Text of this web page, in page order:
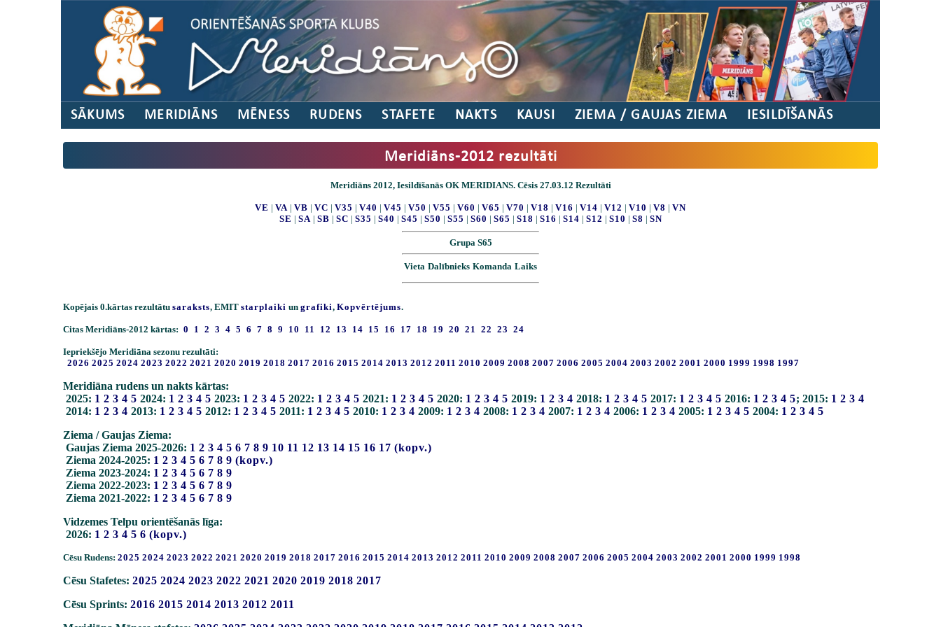
SĀKUMS MERIDIĀNS MĒNESS RUDENS STAFETE NAKTS KAUSI ZIEMA / GAUJAS ZIEMA IESILDĪŠANĀS
Meridiāns-2012 rezultāti
Meridiāns 2012, Iesildīšanās OK MERIDIANS. Cēsis 27.03.12 Rezultāti
VE | VA | VB | VC | V35 | V40 | V45 | V50 | V55 | V60 | V65 | V70 | V18 | V16 | V14 | V12 | V10 | V8 | VN
SE | SA | SB | SC | S35 | S40 | S45 | S50 | S55 | S60 | S65 | S18 | S16 | S14 | S12 | S10 | S8 | SN
Grupa S65
Vieta Dalībnieks Komanda Laiks
Kopējais 0.kārtas rezultātu saraksts, EMIT starplaiki un grafiki, Kopvērtējums.
Citas Meridiāns-2012 kārtas: 0 1 2 3 4 5 6 7 8 9 10 11 12 13 14 15 16 17 18 19 20 21 22 23 24
Iepriekšējo Meridiāna sezonu rezultāti:
2026 2025 2024 2023 2022 2021 2020 2019 2018 2017 2016 2015 2014 2013 2012 2011 2010 2009 2008 2007 2006 2005 2004 2003 2002 2001 2000 1999 1998 1997
Meridiāna rudens un nakts kārtas:
2025: 1 2 3 4 5 2024: 1 2 3 4 5 2023: 1 2 3 4 5 2022: 1 2 3 4 5 2021: 1 2 3 4 5 2020: 1 2 3 4 5 2019: 1 2 3 4 2018: 1 2 3 4 5 2017: 1 2 3 4 5 2016: 1 2 3 4 5; 2015: 1 2 3 4
2014: 1 2 3 4 2013: 1 2 3 4 5 2012: 1 2 3 4 5 2011: 1 2 3 4 5 2010: 1 2 3 4 2009: 1 2 3 4 2008: 1 2 3 4 2007: 1 2 3 4 2006: 1 2 3 4 2005: 1 2 3 4 5 2004: 1 2 3 4 5
Ziema / Gaujas Ziema:
Gaujas Ziema 2025-2026: 1 2 3 4 5 6 7 8 9 10 11 12 13 14 15 16 17 (kopv.)
Ziema 2024-2025: 1 2 3 4 5 6 7 8 9 (kopv.)
Ziema 2023-2024: 1 2 3 4 5 6 7 8 9
Ziema 2022-2023: 1 2 3 4 5 6 7 8 9
Ziema 2021-2022: 1 2 3 4 5 6 7 8 9
Vidzemes Telpu orientēšanās līga:
2026: 1 2 3 4 5 6 (kopv.)
Cēsu Rudens: 2025 2024 2023 2022 2021 2020 2019 2018 2017 2016 2015 2014 2013 2012 2011 2010 2009 2008 2007 2006 2005 2004 2003 2002 2001 2000 1999 1998
Cēsu Stafetes: 2025 2024 2023 2022 2021 2020 2019 2018 2017
Cēsu Sprints: 2016 2015 2014 2013 2012 2011